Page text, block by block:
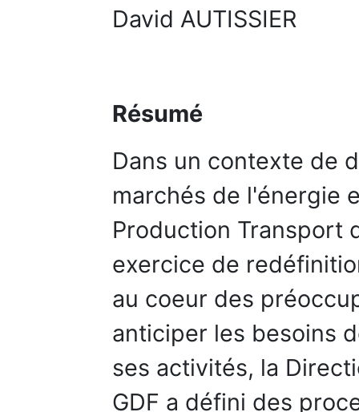
David AUTISSIER
Résumé
Dans un contexte de
marchés de l'énergie
Production Transport
exercice de
au coeur des
anticiper les besoins
ses activités, la
GDF a défini des